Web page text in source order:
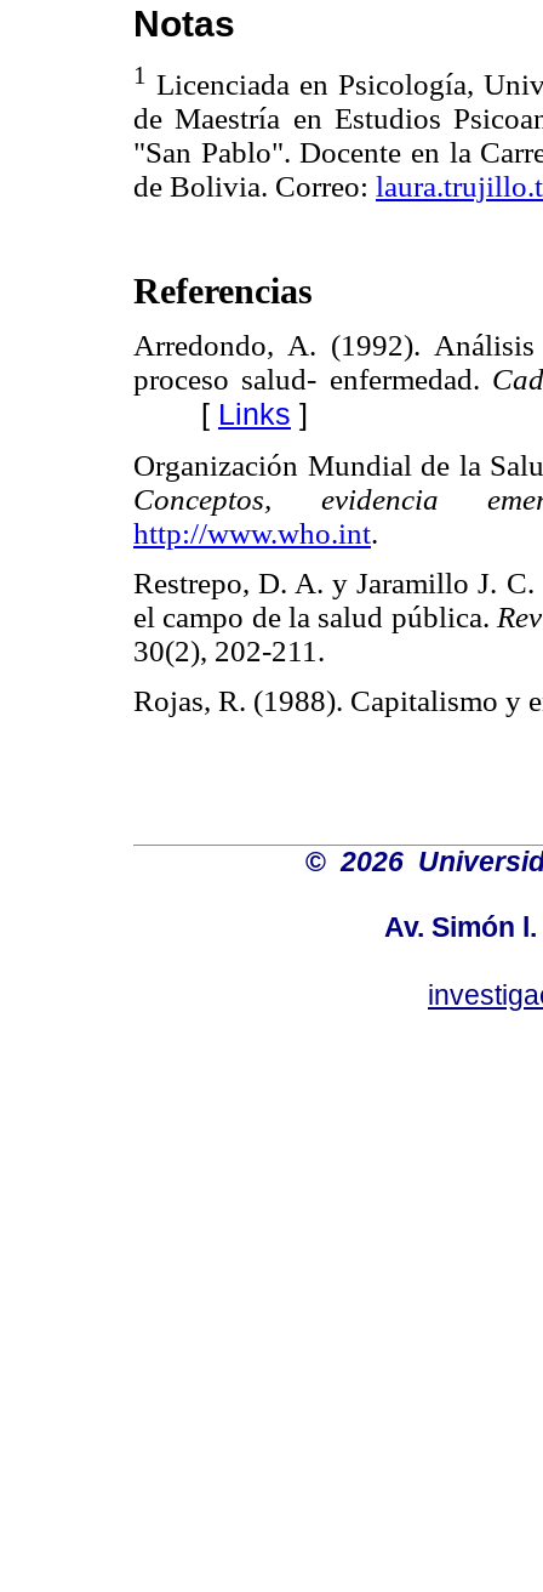
Notas
1 Licenciada en Psicología,
de Maestría en Estudios
"San Pablo". Docente en la
de Bolivia. Correo:
Referencias
Arredondo, A. (1992).
proceso salud- enfermedad.
[ Links ]
Organización Mundial de la
Conceptos, evidencia
http://www.who.int.
Restrepo, D. A. y Jaramillo J.
el campo de la salud pública.
30(2), 202-211.
Rojas, R. (1988). Capitalismo y
©2026
Av. Simón